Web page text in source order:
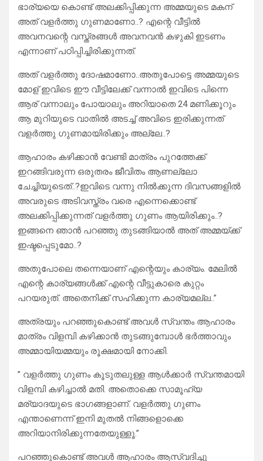
ഭാര്യയെ കൊണ്ട് അലക്കിപ്പിക്കുന്ന അമ്മയുടെ മകന്
അത് വളർത്തു ഗുണമാണോ..? എന്റെ വീട്ടിൽ
അവനവന്റെ വസ്ത്രങ്ങൾ അവനവൻ കഴുകി ഇടണം
എന്നാണ് പഠിപ്പിച്ചിരിക്കുന്നത്.
അത് വളർത്തു ദോഷമാണോ..അതുപോട്ടെ അമ്മയുടെ
മോള് ഇവിടെ ഈ വീട്ടിലേക്ക് വന്നാൽ ഇവിടെ പിന്നെ
ആര് വന്നാലും പോയാലും അറിയാതെ 24 മണിക്കൂറും
ആ മുറിയുടെ വാതിൽ അടച്ച് അവിടെ ഇരിക്കുന്നത്
വളർത്തു ഗുണമായിരിക്കും അല്ലേ..?
ആഹാരം കഴിക്കാൻ വേണ്ടി മാത്രം പുറത്തേക്ക്
ഇറങ്ങിവരുന്ന ഒരുതരം ജീവിതം ആണല്ലോ
ചേച്ചിയുടെത്..?ഇവിടെ വന്നു നിൽക്കുന്ന ദിവസങ്ങളിൽ
അവരുടെ അടിവസ്ത്രം വരെ എന്നെക്കൊണ്ട്
അലക്കിപ്പിക്കുന്നത് വളർത്തു ഗുണം ആയിരിക്കും..?
ഇങ്ങനെ ഞാൻ പറഞ്ഞു തുടങ്ങിയാൽ അത് അമ്മയ്ക്ക്
ഇഷ്ടപ്പെടുമോ..?
അതുപോലെ തന്നെയാണ് എന്റെയും കാര്യം. മേലിൽ
എന്റെ കാര്യങ്ങൾക്ക് എന്റെ വീട്ടുകാരെ കുറ്റം
പറയരുത്. അതെനിക്ക് സഹിക്കുന്ന കാര്യമല്ല..”
അത്രയും പറഞ്ഞുകൊണ്ട് അവൾ സ്വന്തം ആഹാരം
മാത്രം വിളമ്പി കഴിക്കാൻ തുടങ്ങുമ്പോൾ ഭർത്താവും
അമ്മായിയമ്മയും രൂക്ഷമായി നോക്കി.
” വളർത്തു ഗുണം കൂടുതലുള്ള ആൾക്കാർ സ്വന്തമായി
വിളമ്പി കഴിച്ചാൽ മതി. അതൊക്കെ സാമൂഹ്യ
മര്യാദയുടെ ഭാഗങ്ങളാണ്. വളർത്തു ഗുണം
എന്താണെന്ന് ഇനി മുതൽ നിങ്ങളൊക്കെ
അറിയാനിരിക്കുന്നതേയുള്ളൂ.”
പറഞ്ഞുകൊണ്ട് അവൾ ആഹാരം ആസ്വദിച്ചു